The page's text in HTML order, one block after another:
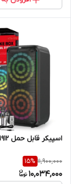
اسپیکر قابل حمل kts 1912
11,900,000
15%
10,034,000